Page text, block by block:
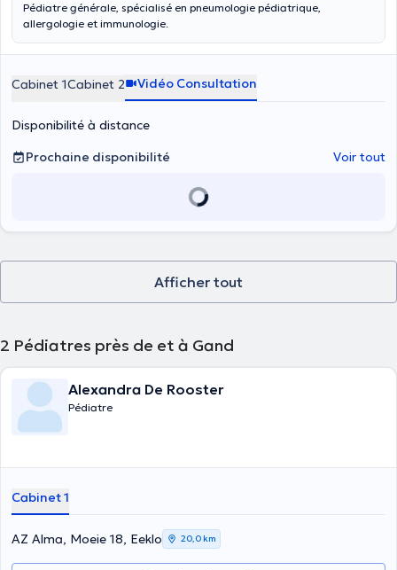
Pédiatre générale, spécialisé en pneumologie pédiatrique,
allergologie et immunologie.
Cabinet 1Cabinet 2 Vidéo Consultation
Disponibilité à distance
Prochaine disponibilité
Voir tout
Afficher tout
2 Pédiatres près de et à Gand
Alexandra De Rooster
Pédiatre
Cabinet 1
AZ Alma, Moeie 18, Eeklo 20,0 km